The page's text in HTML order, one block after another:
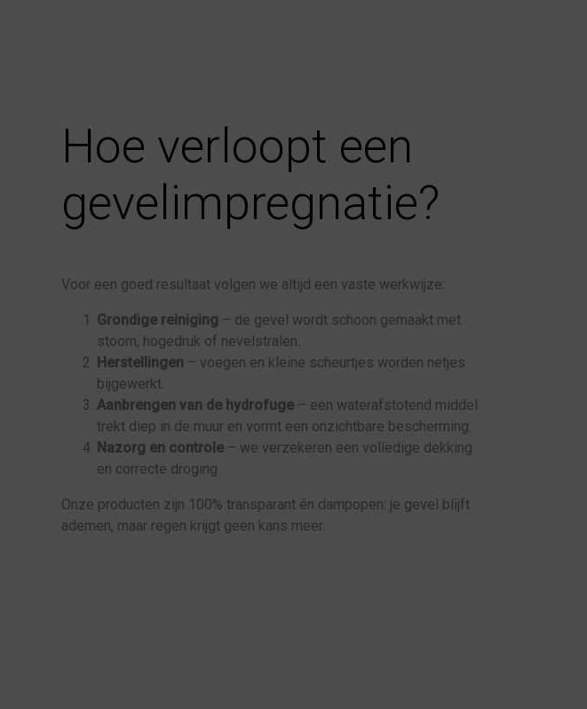
Hoe verloopt een
gevelimpregnatie?
Voor een goed resultaat volgen we altijd een vaste werkwijze:
Grondige reiniging – de gevel wordt schoon gemaakt met
stoom, hogedruk of nevelstralen.
Herstellingen – voegen en kleine scheurtjes worden netjes
bijgewerkt.
Aanbrengen van de hydrofuge – een waterafstotend middel
trekt diep in de muur en vormt een onzichtbare bescherming.
Nazorg en controle – we verzekeren een volledige dekking
en correcte droging.
Onze producten zijn 100% transparant én dampopen: je gevel blijft
ademen, maar regen krijgt geen kans meer.